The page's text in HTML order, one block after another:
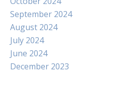
September 2024
August 2024
July 2024
June 2024
December 2023